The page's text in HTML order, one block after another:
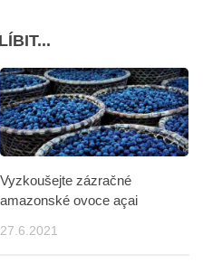
Vyzkoušejte zázračné
amazonské ovoce açai
27.6.2021